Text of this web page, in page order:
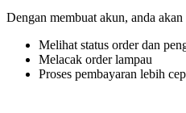
Dengan membuat akun, anda
Melihat status order dan
Melacak order lampau
Proses pembayaran lebih